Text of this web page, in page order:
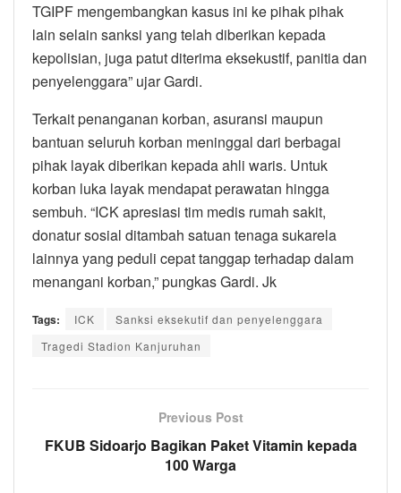
TGIPF mengembangkan kasus ini ke pihak pihak
lain selain sanksi yang telah diberikan kepada
kepolisian, juga patut diterima eksekustif, panitia dan
penyelenggara” ujar Gardi.
Terkait penanganan korban, asuransi maupun
bantuan seluruh korban meninggal dari berbagai
pihak layak diberikan kepada ahli waris. Untuk
korban luka layak mendapat perawatan hingga
sembuh. “ICK apresiasi tim medis rumah sakit,
donatur sosial ditambah satuan tenaga sukarela
lainnya yang peduli cepat tanggap terhadap dalam
menangani korban,” pungkas Gardi. Jk
Tags: ICK
Sanksi eksekutif dan penyelenggara
Tragedi Stadion Kanjuruhan
Previous Post
FKUB Sidoarjo Bagikan Paket Vitamin kepada
100 Warga